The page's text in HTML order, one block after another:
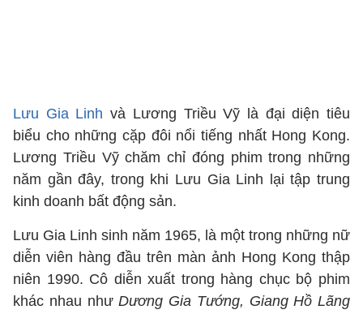
Lưu Gia Linh và Lương Triều Vỹ là đại diện tiêu
biểu cho những cặp đôi nổi tiếng nhất Hong Kong.
Lương Triều Vỹ chăm chỉ đóng phim trong những
năm gần đây, trong khi Lưu Gia Linh lại tập trung
kinh doanh bất động sản.
Lưu Gia Linh sinh năm 1965, là một trong những nữ
diễn viên hàng đầu trên màn ảnh Hong Kong thập
niên 1990. Cô diễn xuất trong hàng chục bộ phim
khác nhau nhưDương Gia Tướng, Giang Hồ Lãng